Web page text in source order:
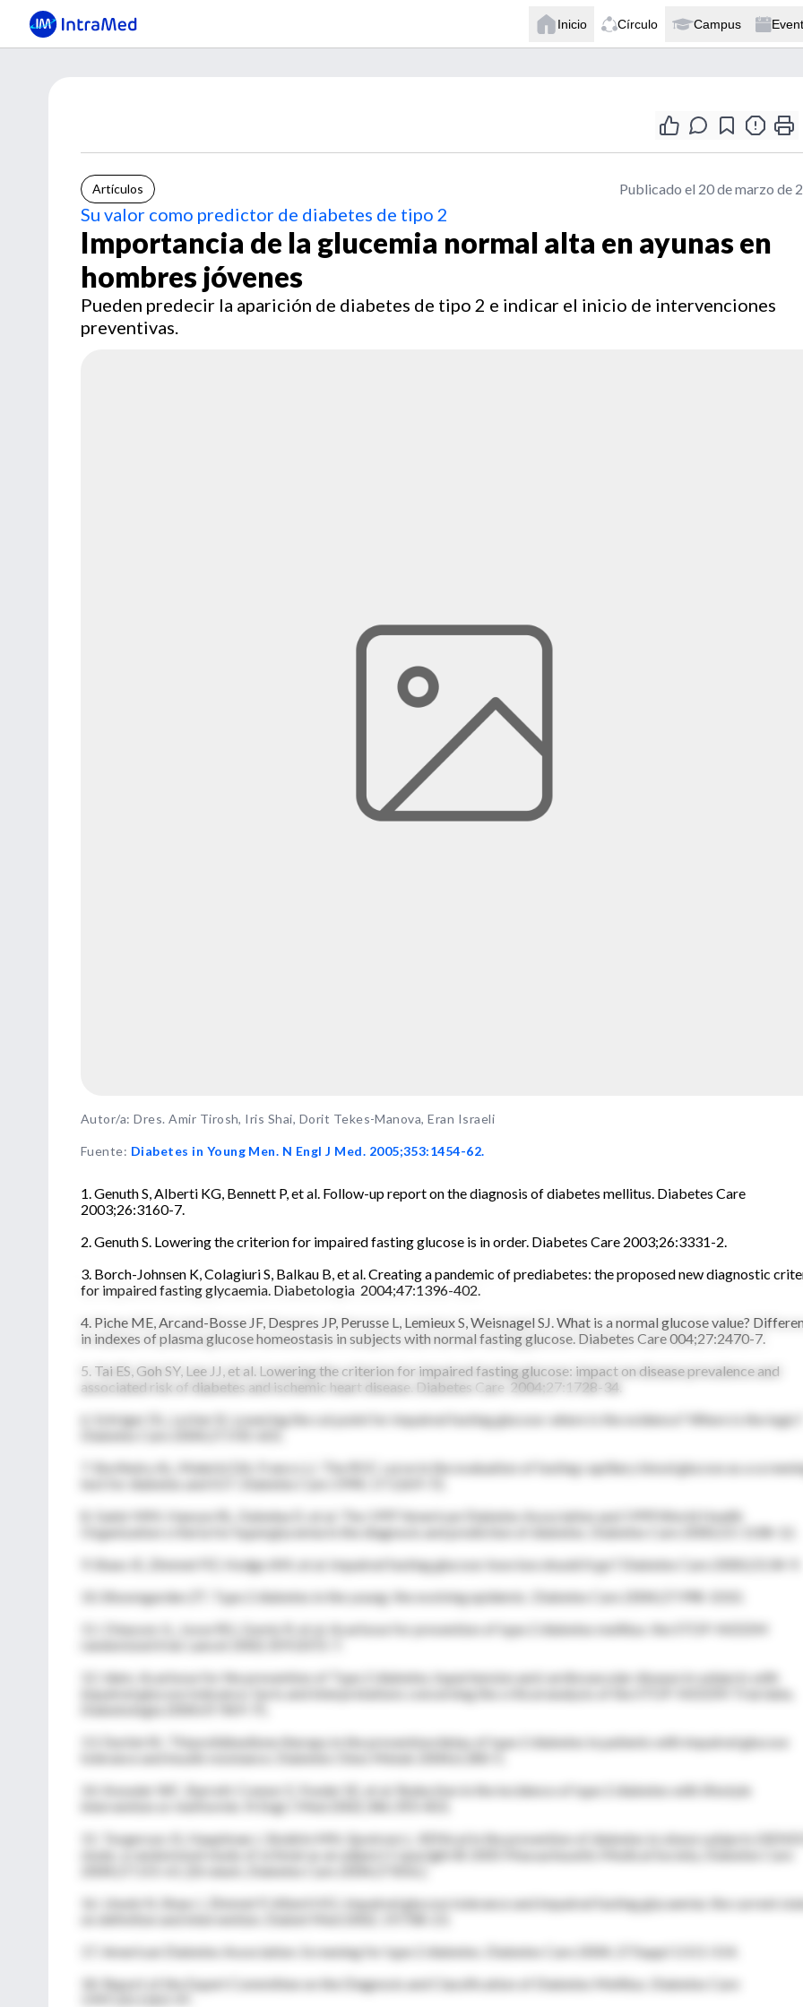
Inicio Círculo Campus
Artículos Publicado el 20 de marzo de
Su valor como predictor de diabetes de tipo 2
Importancia de la glucemia normal alta en ayunas en
hombres jóvenes
Pueden predecir la aparición de diabetes de tipo 2 e indicar el inicio de intervenciones
preventivas.
Autor/a: Dres. Amir Tirosh, Iris Shai, Dorit Tekes-Manova, Eran Israeli
Fuente: Diabetes in Young Men. N Engl J Med. 2005;353:1454-62.
1. Genuth S, Alberti KG, Bennett P, et al. Follow-up report on the diagnosis of diabetes mellitus. Diabetes Care
2003;26:3160-7.
2. Genuth S. Lowering the criterion for impaired fasting glucose is in order. Diabetes Care 2003;26:3331-2.
3. Borch-Johnsen K, Colagiuri S, Balkau B, et al. Creating a pandemic of prediabetes: the proposed new diagnostic
for impaired fasting glycaemia. Diabetologia 2004;47:1396-402.
4. Piche ME, Arcand-Bosse JF, Despres JP, Perusse L, Lemieux S, Weisnagel SJ. What is a normal glucose value?
in indexes of plasma glucose homeostasis in subjects with normal fasting glucose. Diabetes Care 004;27:2470-7.
5. Tai ES, Goh SY, Lee JJ, et al. Lowering the criterion for impaired fasting glucose: impact on disease prevalence and
associated risk of diabetes and ischemic heart disease. Diabetes Care 2004;27:1728-34.
6. Schriger DL, Lorber B. Lowering the cut point for impaired fasting glucose: where is the evidence? Where is the logic?
7. Bortheiry AL, Malerbi DA, Franco LJ. The ROC curve in the evaluation of fasting capillary blood glucose as a
8. Gabir MM, Hanson RL, Dabelea D, et al. The 1997 American Diabetes Association and 1999 World Health
Organization criteria for hyperglycemia in the diagnosis and prediction of diabetes. Diabetes Care 2000;23: 1108-12.
9. Shaw JE, Zimmet PZ, Hodge AM, et al. Impaired fasting glucose: how low should it go? Diabetes Care 2000;23:34-9.
10. Bloomgarden ZT. Type 2 diabetes in the young: the evolving epidemic. Diabetes Care 2004;27:998-1010.
11. Chiasson JL, Josse RG, Gomis R, et al. Acarbose for prevention of type 2 diabetes mellitus: the STOP-NIDDM
12. Idem. Acarbose for the prevention of Type 2 diabetes, hypertension and cardiovascular disease in subjects with
impaired glucose tolerance: facts and interpretations concerning the critical analysis of the STOP-NIDDM Trial data.
13. Durbin RJ. Thiazolidinedione therapy in the prevention/delay of type 2 diabetes in patients with impaired glucose
14. Knowler WC, Barrett-Connor E, Fowler SE, et al. Reduction in the incidence of type 2 diabetes with lifestyle
15. Torgerson JS, Hauptman J, Boldrin MN, Sjostrom L. XENical in the prevention of diabetes in obese subjects
study: a randomized study of orlistat as an adjunct Copyright © 2005 Massachusetts Medical Society. Diabetes Care
16. Unwin N, Shaw J, Zimmet P, Alberti KG. Impaired glucose tolerance and impaired fasting glycaemia: the current
17. American Diabetes Association. Screening for type 2 diabetes. Diabetes Care 2004; 27:Suppl 1:S11-S14.
18. Report of the Expert Committee on the Diagnosis and Classification of Diabetes Mellitus. Diabetes Care